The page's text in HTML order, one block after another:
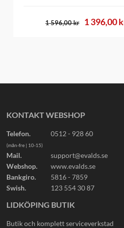
1 396,00
1 596,00 kr
KONTAKT WEBSHOP
Telefon. 0512 - 928 60
(mån-fre | 10-15)
Mail.
support@evalds.se
Webshop.
www.evalds.se
Bankgiro.
5816 - 7859
Swish.
123 554 30 87
LIDKÖPING BUTIK
Butik och komplett serviceverkstad